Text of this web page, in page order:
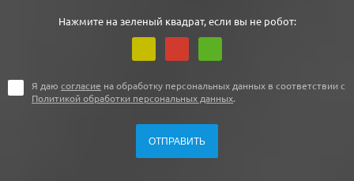
Нажмите на зеленый квадрат, если вы не робот:
Я даю согласие на обработку персональных данных в соответствии с
Политикой обработки персональных данных.